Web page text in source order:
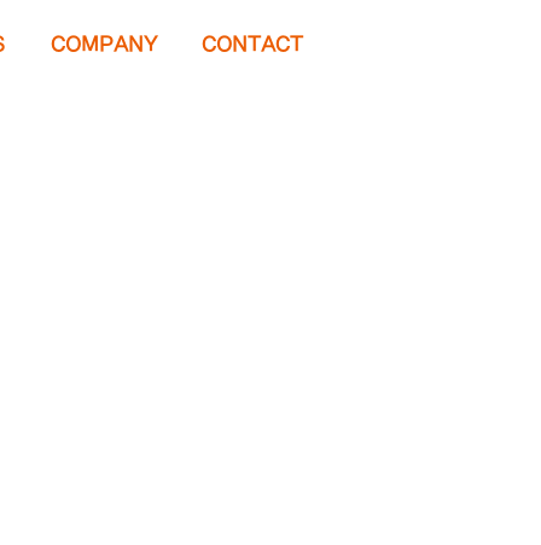
COMPANY CONTACT